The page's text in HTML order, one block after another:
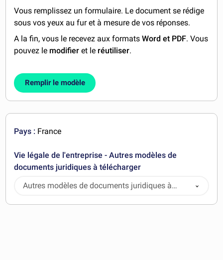
Vous remplissez un formulaire. Le document se rédige
sous vos yeux au fur et à mesure de vos réponses.
A la fin, vous le recevez aux formatsWord et PDF. Vous
pouvez le modifier et le réutiliser.
Remplir le modèle
Pays : France
Vie légale de l'entreprise - Autres modèles de
documents juridiques à télécharger
Autres modèles de documents juridiques à
télécharger